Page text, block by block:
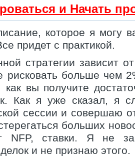
и Начать
которое я могу
придет с практикой.
стратегии зависит
рисковать больше чем
как вы получите
Как я уже сказал, я
сессии и совершаю
больших
NFP, ставки. Я не
и не признаю этого.